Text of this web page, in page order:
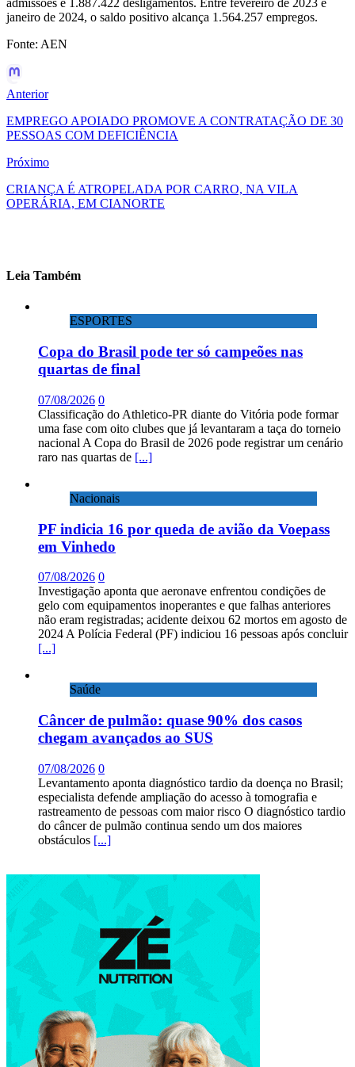
janeiro de 2024, o saldo positivo alcança 1.564.257 empregos.
Fonte: AEN
Anterior
EMPREGO APOIADO PROMOVE A CONTRATAÇÃO DE 30
PESSOAS COM DEFICIÊNCIA
Próximo
CRIANÇA É ATROPELADA POR CARRO, NA VILA
OPERÁRIA, EM CIANORTE
Leia Também
ESPORTES
Copa do Brasil pode ter só campeões nas
quartas de final
07/08/2026 0
Classificação do Athletico-PR diante do Vitória pode formar
uma fase com oito clubes que já levantaram a taça do torneio
nacional A Copa do Brasil de 2026 pode registrar um cenário
raro nas quartas de [...]
Nacionais
PF indicia 16 por queda de avião da Voepass
em Vinhedo
07/08/2026 0
Investigação aponta que aeronave enfrentou condições de
gelo com equipamentos inoperantes e que falhas anteriores
não eram registradas; acidente deixou 62 mortos em agosto de
2024 A Polícia Federal (PF) indiciou 16 pessoas após concluir
[...]
Saúde
Câncer de pulmão: quase 90% dos casos
chegam avançados ao SUS
07/08/2026 0
Levantamento aponta diagnóstico tardio da doença no Brasil;
especialista defende ampliação do acesso à tomografia e
rastreamento de pessoas com maior risco O diagnóstico tardio
do câncer de pulmão continua sendo um dos maiores
obstáculos [...]